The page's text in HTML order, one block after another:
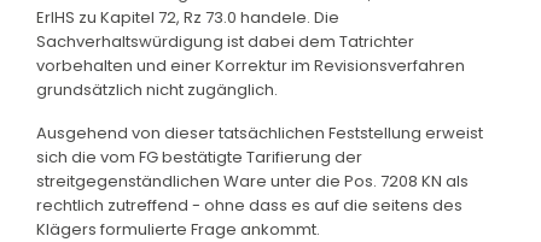
ErlHS zu Kapitel 72, Rz 73.0 handele. Die
Sachverhaltswürdigung ist dabei dem Tatrichter
vorbehalten und einer Korrektur im Revisionsverfahren
grundsätzlich nicht zugänglich.
Ausgehend von dieser tatsächlichen Feststellung erweist
sich die vom FG bestätigte Tarifierung der
streitgegenständlichen Ware unter die Pos. 7208 KN als
rechtlich zutreffend - ohne dass es auf die seitens des
Klägers formulierte Frage ankommt.